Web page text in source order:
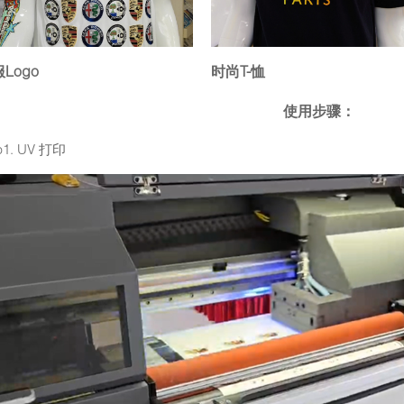
Logo 时尚T-恤
使用步骤：
UV 打印